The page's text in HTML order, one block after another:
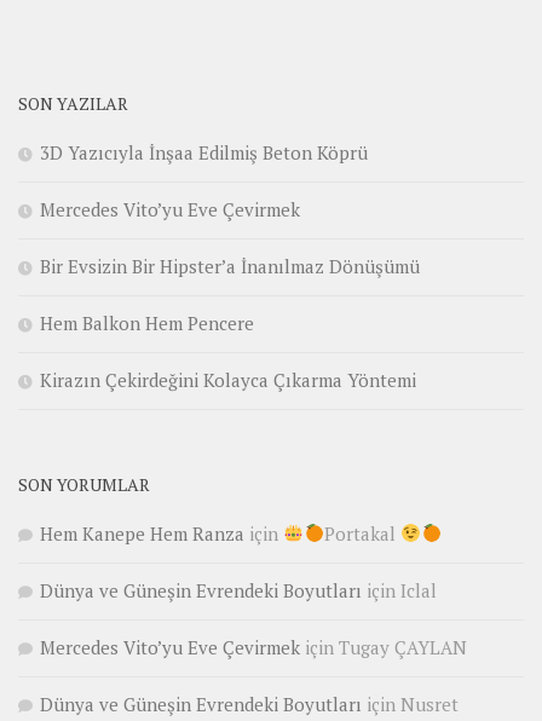
SON YAZILAR
3D Yazıcıyla İnşaa Edilmiş Beton Köprü
Mercedes Vito’yu Eve Çevirmek
Bir Evsizin Bir Hipster’a İnanılmaz Dönüşümü
Hem Balkon Hem Pencere
Kirazın Çekirdeğini Kolayca Çıkarma Yöntemi
SON YORUMLAR
Hem Kanepe Hem Ranza için Portakal
Dünya ve Güneşin Evrendeki Boyutları için Iclal
Mercedes Vito’yu Eve Çevirmek için Tugay ÇAYLAN
Dünya ve Güneşin Evrendeki Boyutları için Nusret